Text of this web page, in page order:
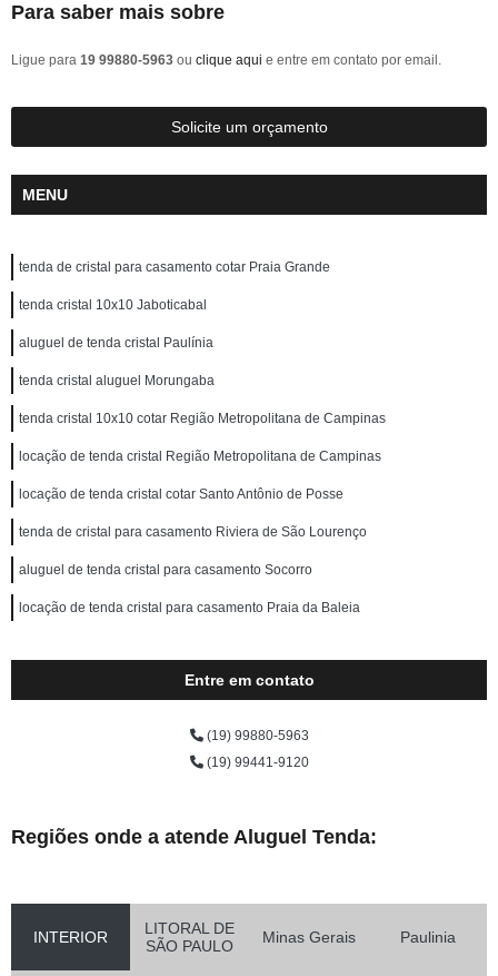
Para saber mais sobre
Ligue para 19 99880-5963 ou clique aqui e entre em contato por email.
Solicite um orçamento
MENU
tenda de cristal para casamento cotar Praia Grande
tenda cristal 10x10 Jaboticabal
aluguel de tenda cristal Paulínia
tenda cristal aluguel Morungaba
tenda cristal 10x10 cotar Região Metropolitana de Campinas
locação de tenda cristal Região Metropolitana de Campinas
locação de tenda cristal cotar Santo Antônio de Posse
tenda de cristal para casamento Riviera de São Lourenço
aluguel de tenda cristal para casamento Socorro
locação de tenda cristal para casamento Praia da Baleia
Entre em contato
(19) 99880-5963
(19) 99441-9120
Regiões onde a atende Aluguel Tenda:
INTERIOR
LITORAL DE
SÃO PAULO
Minas Gerais Paulinia